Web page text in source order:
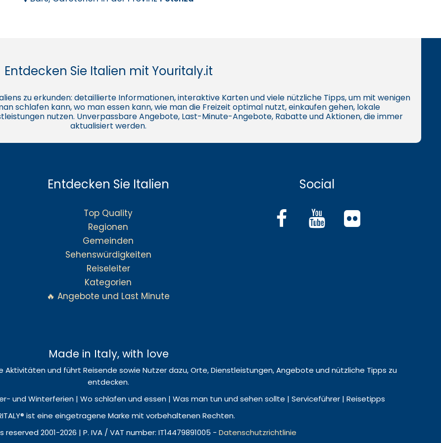
Entdecken Sie Italien mit Youritaly.it
zu erkunden: detaillierte Informationen, interaktive Karten und viele nützliche Tipps, um mit wenigen
schlafen kann, wo man essen kann, wie man die Freizeit optimal nutzt, einkaufen gehen, lokale
nutzen. Unverpassbare Angebote, Last-Minute-Angebote, Rabatte und Aktionen, die immer
aktualisiert werden.
Entdecken Sie Italien
Top Quality
Regionen
Gemeinden
Sehenswürdigkeiten
Reiseleiter
Kategorien
🔥 Angebote und Last Minute
Social
Made in Italy, with love
und führt Reisende sowie Nutzer dazu, Orte, Dienstleistungen, Angebote und nützliche Tipps zu
entdecken.
und Winterferien | Wo schlafen und essen | Was man tun und sehen sollte | Serviceführer | Reisetipps
ist eine eingetragene Marke mit vorbehaltenen Rechten.
2001-2026 | P. IVA / VAT number: IT14479891005 - Datenschutzrichtlinie